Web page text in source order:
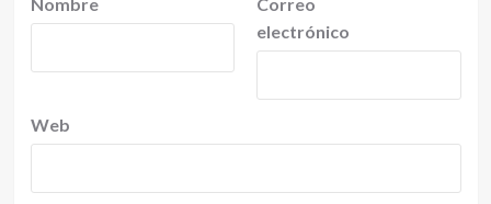
electrónico
Web